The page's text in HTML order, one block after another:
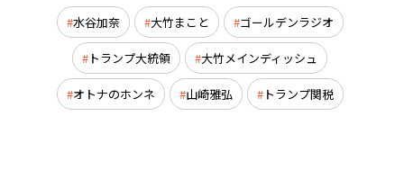
水谷加奈 大竹まこと ゴールデンラジオ
トランプ大統領 大竹メインディッシュ
オトナのホンネ 山崎雅弘 トランプ関税